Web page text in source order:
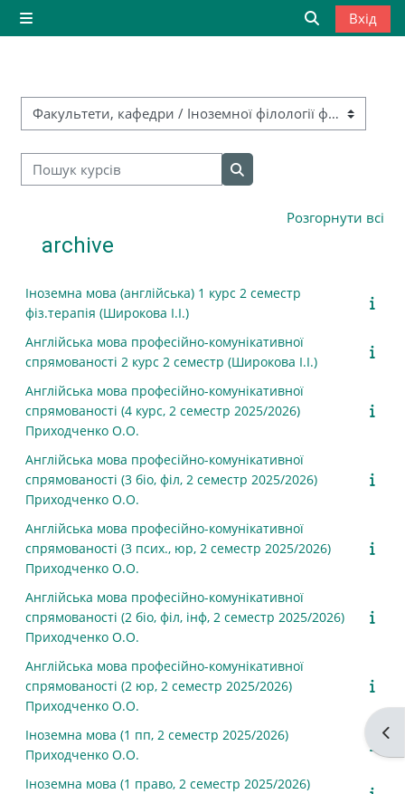
Перейти до головного вмісту
Бокова панель
Вхід
Категорії курсів
Пошук курсів
Пошук курсів
Розгорнути всі
archive
Іноземна мова (англійська) 1 курс 2 семестр
фіз.терапія (Широкова І.І.)
Англійська мова професійно-комунікативної
спрямованості 2 курс 2 семестр (Широкова І.І.)
Англійська мова професійно-комунікативної
спрямованості (4 курс, 2 семестр 2025/2026)
Приходченко О.О.
Англійська мова професійно-комунікативної
спрямованості (3 біо, філ, 2 семестр 2025/2026)
Приходченко О.О.
Англійська мова професійно-комунікативної
спрямованості (3 псих., юр, 2 семестр 2025/2026)
Приходченко О.О.
Англійська мова професійно-комунікативної
спрямованості (2 біо, філ, інф, 2 семестр 2025/2026)
Приходченко О.О.
Англійська мова професійно-комунікативної
спрямованості (2 юр, 2 семестр 2025/2026)
Приходченко О.О.
Іноземна мова (1 пп, 2 семестр 2025/2026)
Приходченко О.О.
Іноземна мова (1 право, 2 семестр 2025/2026)